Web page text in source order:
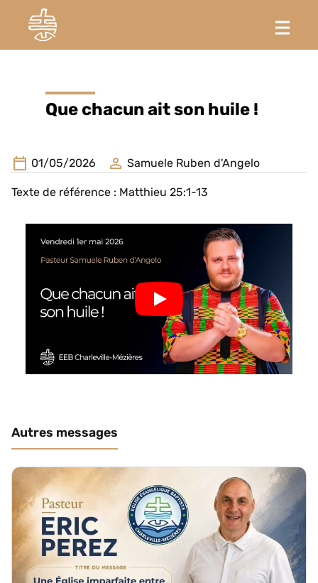
Que chacun ait son huile !
01/05/2026 Samuele Ruben d'Angelo
Texte de référence : Matthieu 25:1-13
Autres messages